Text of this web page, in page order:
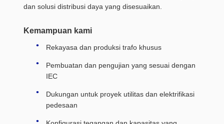
dan solusi distribusi daya yang disesuaikan.
Kemampuan kami
Rekayasa dan produksi trafo khusus
Pembuatan dan pengujian yang sesuai dengan
IEC
Dukungan untuk proyek utilitas dan elektrifikasi
pedesaan